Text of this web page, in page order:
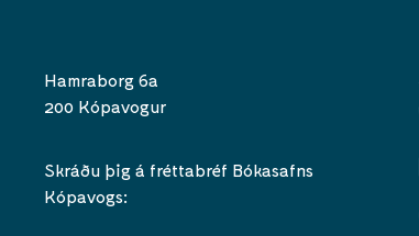
Hamraborg 6a
200 Kópavogur
Skráðu þig á fréttabréf Bókasafns
Kópavogs: